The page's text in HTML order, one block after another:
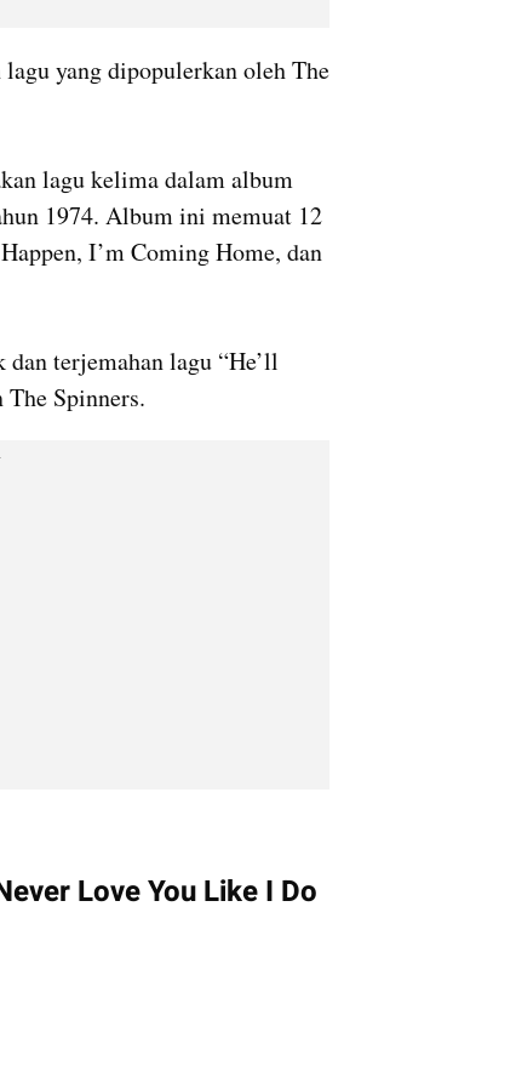
yang dipopulerkan oleh The
lagu kelima dalam album
1974. Album ini memuat 12
I’m Coming Home, dan
terjemahan lagu “He’ll
Spinners.
Love You Like I Do